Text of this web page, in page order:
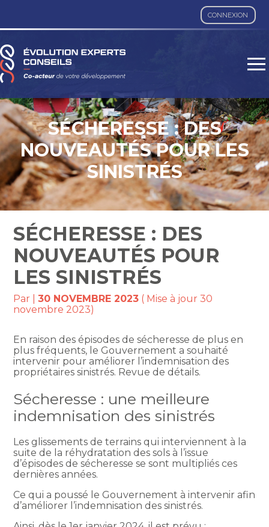
CONNEXION
Aller
au
SÉCHERESSE : DES
NOUVEAUTÉS POUR LES
SINISTRÉS
SÉCHERESSE : DES
NOUVEAUTÉS POUR
LES SINISTRÉS
Par |30 NOVEMBRE 2023 ( Mise à jour 30
novembre 2023)
En raison des épisodes de sécheresse de plus en
plus fréquents, le Gouvernement a souhaité
intervenir pour améliorer l’indemnisation des
propriétaires sinistrés. Revue de détails.
Sécheresse : une meilleure
indemnisation des sinistrés
Les glissements de terrains qui interviennent à la
suite de la réhydratation des sols à l’issue
d’épisodes de sécheresse se sont multipliés ces
dernières années.
Ce qui a poussé le Gouvernement à intervenir afin
d’améliorer l’indemnisation des sinistrés.